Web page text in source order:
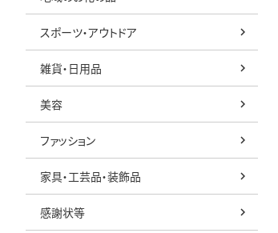
スポーツ・アウトドア
雑貨・日用品
美容
ファッション
家具・工芸品・装飾品
感謝状等